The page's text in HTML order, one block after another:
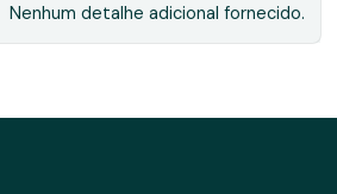
Nenhum detalhe adicional fornecido.